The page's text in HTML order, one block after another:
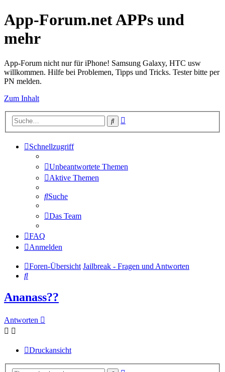
App-Forum.net APPs und
mehr
App-Forum nicht nur für iPhone! Samsung Galaxy, HTC usw
willkommen. Hilfe bei Problemen, Tipps und Tricks. Tester bitte per
PN melden.
Zum Inhalt
Suche
Schnellzugriff
Unbeantwortete Themen
Aktive Themen
Suche
Das Team
FAQ
Anmelden
Foren-Übersicht Jailbreak - Fragen und Antworten
Suche
Ananass??
Antworten
Druckansicht